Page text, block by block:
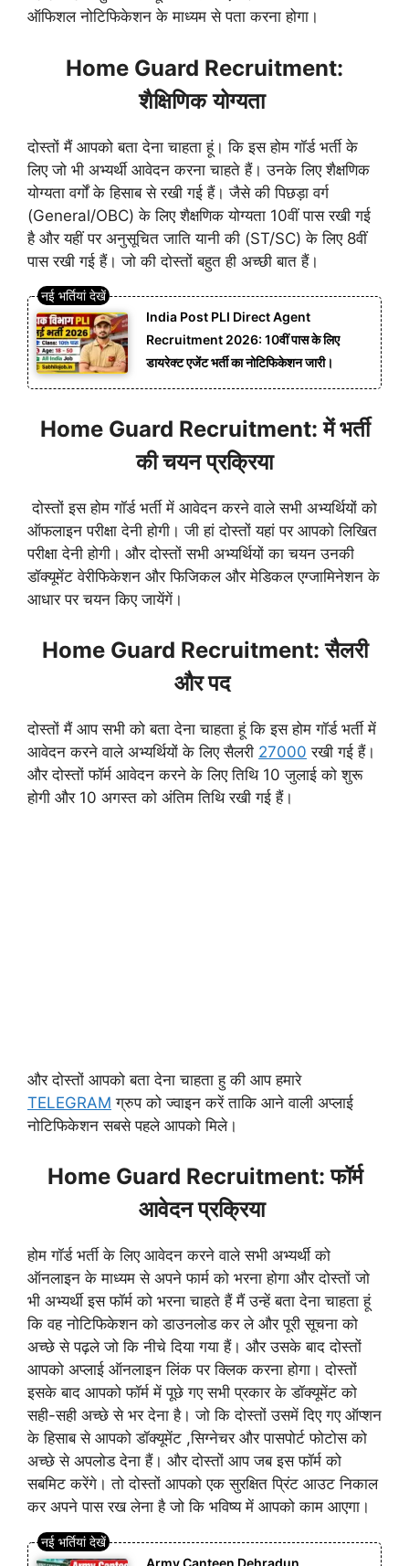
ऑफिशल नोटिफिकेशन के माध्यम से पता करना होगा।
Home Guard Recruitment:
शैक्षिणिक योग्यता
दोस्तों मैं आपको बता देना चाहता हूं। कि इस होम गॉर्ड भर्ती के
लिए जो भी अभ्यर्थी आवेदन करना चाहते हैं। उनके लिए शैक्षणिक
योग्यता वर्गों के हिसाब से रखी गई हैं। जैसे की पिछड़ा वर्ग
(General/OBC) के लिए शैक्षणिक योग्यता 10वीं पास रखी गई
है और यहीं पर अनुसूचित जाति यानी की (ST/SC) के लिए 8वीं
पास रखी गई हैं। जो की दोस्तों बहुत ही अच्छी बात हैं।
India Post PLI Direct Agent
Recruitment 2026: 10वीं पास के लिए
डायरेक्ट एजेंट भर्ती का नोटिफिकेशन जारी।
Home Guard Recruitment: में भर्ती
की चयन प्रक्रिया
दोस्तों इस होम गॉर्ड भर्ती में आवेदन करने वाले सभी अभ्यर्थियों को
ऑफलाइन परीक्षा देनी होगी। जी हां दोस्तों यहां पर आपको लिखित
परीक्षा देनी होगी। और दोस्तों सभी अभ्यर्थियों का चयन उनकी
डॉक्यूमेंट वेरीफिकेशन और फिजिकल और मेडिकल एग्जामिनेशन के
आधार पर चयन किए जायेंगें।
Home Guard Recruitment: सैलरी
और पद
दोस्तों मैं आप सभी को बता देना चाहता हूं कि इस होम गॉर्ड भर्ती में
आवेदन करने वाले अभ्यर्थियों के लिए सैलरी 27000 रखी गई हैं।
और दोस्तों फॉर्म आवेदन करने के लिए तिथि 10 जुलाई को शुरू
होगी और 10 अगस्त को अंतिम तिथि रखी गई हैं।
और दोस्तों आपको बता देना चाहता हु की आप हमारे
TELEGRAM ग्रुप को ज्वाइन करें ताकि आने वाली अप्लाई
नोटिफिकेशन सबसे पहले आपको मिले।
Home Guard Recruitment: फॉर्म
आवेदन प्रक्रिया
होम गॉर्ड भर्ती के लिए आवेदन करने वाले सभी अभ्यर्थी को
ऑनलाइन के माध्यम से अपने फार्म को भरना होगा और दोस्तों जो
भी अभ्यर्थी इस फॉर्म को भरना चाहते हैं मैं उन्हें बता देना चाहता हूं
कि वह नोटिफिकेशन को डाउनलोड कर ले और पूरी सूचना को
अच्छे से पढ़ले जो कि नीचे दिया गया हैं। और उसके बाद दोस्तों
आपको अप्लाई ऑनलाइन लिंक पर क्लिक करना होगा। दोस्तों
इसके बाद आपको फॉर्म में पूछे गए सभी प्रकार के डॉक्यूमेंट को
सही-सही अच्छे से भर देना है। जो कि दोस्तों उसमें दिए गए ऑप्शन
के हिसाब से आपको डॉक्यूमेंट ,सिग्नेचर और पासपोर्ट फोटोस को
अच्छे से अपलोड देना हैं। और दोस्तों आप जब इस फॉर्म को
सबमिट करेंगे। तो दोस्तों आपको एक सुरक्षित प्रिंट आउट निकाल
कर अपने पास रख लेना है जो कि भविष्य में आपको काम आएगा।
Army Canteen Dehradun